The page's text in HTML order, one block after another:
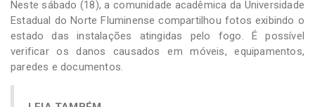
Neste sábado (18), a comunidade acadêmica da Universidade
Estadual do Norte Fluminense compartilhou fotos exibindo o
estado das instalações atingidas pelo fogo. É possível
verificar os danos causados em móveis, equipamentos,
paredes e documentos.